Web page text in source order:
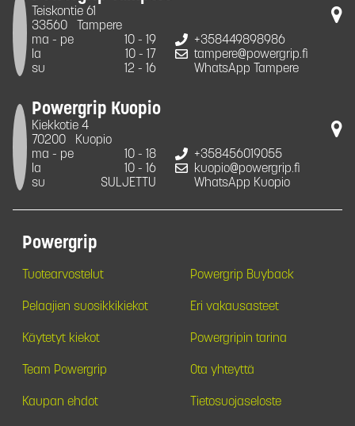
Teiskontie 61
33560
Tampere
ma - pe
10 - 19
la
10 - 17
su
12 - 16
+358449898986
tampere@powergrip.fi
WhatsApp Tampere
Powergrip Kuopio
Kiekkotie 4
70200
Kuopio
ma - pe
10 - 18
la
10 - 16
su
SULJETTU
+358456019055
kuopio@powergrip.fi
WhatsApp Kuopio
Powergrip
Tuotearvostelut Powergrip Buyback
Pelaajien suosikkikiekot Eri vakausasteet
Käytetyt kiekot Powergripin tarina
Team Powergrip Ota yhteyttä
Kaupan ehdot Tietosuojaseloste